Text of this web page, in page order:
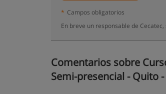
* Campos obligatorios
En breve un responsable de
Comentarios sobre
Semi-presencial - Quito